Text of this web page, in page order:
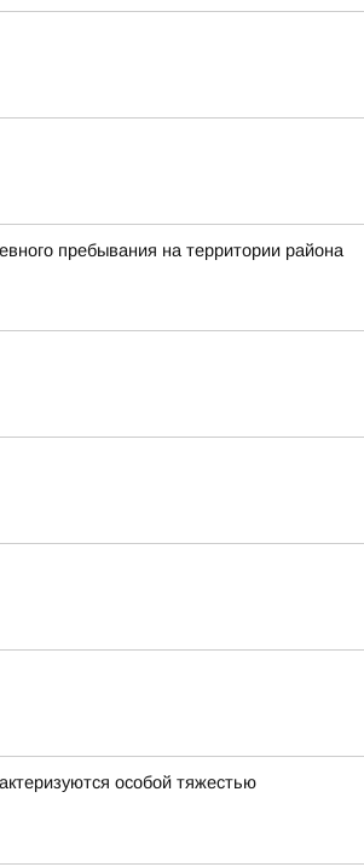
пребывания на территории района
особой тяжестью